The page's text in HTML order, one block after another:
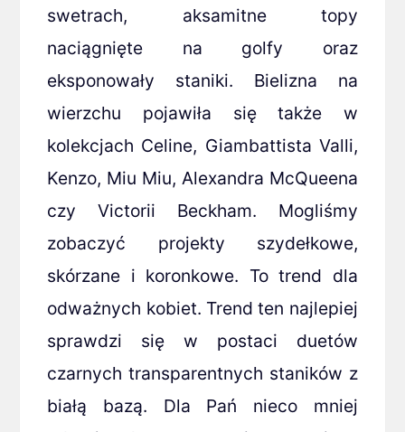
swetrach, aksamitne topy
naciągnięte na golfy oraz
eksponowały staniki. Bielizna na
wierzchu pojawiła się także w
kolekcjach Celine, Giambattista Valli,
Kenzo, Miu Miu, Alexandra McQueena
czy Victorii Beckham. Mogliśmy
zobaczyć projekty szydełkowe,
skórzane i koronkowe. To trend dla
odważnych kobiet. Trend ten najlepiej
sprawdzi się w postaci duetów
czarnych transparentnych staników z
białą bazą. Dla Pań nieco mniej